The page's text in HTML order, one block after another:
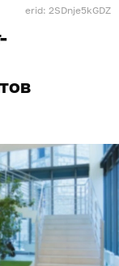
erid: 2SDnje5kGDZ